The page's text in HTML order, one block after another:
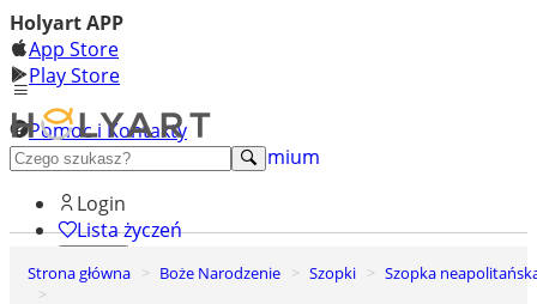
Holyart APP
App Store
Play Store
Pomoc i Kontakty
+48 222 922 860
Odkryj premium
Login
Lista życzeń
0
Strona główna Boże Narodzenie Szopki
Szopka